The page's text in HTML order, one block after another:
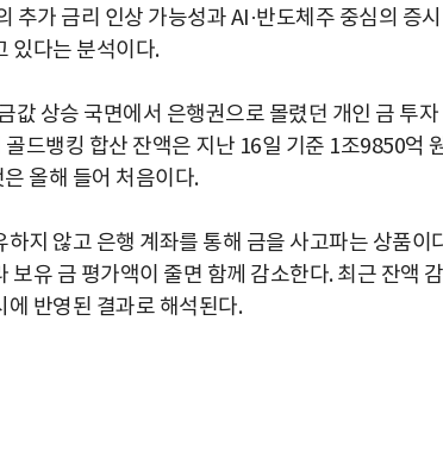
추가 금리 인상 가능성과 AI·반도체주 중심의 증
있다는 분석이다.
값 상승 국면에서 은행권으로 몰렸던 개인 금 투
골드뱅킹 합산 잔액은 지난 16일 기준 1조9850억
올해 들어 처음이다.
지 않고 은행 계좌를 통해 금을 사고파는 상품이
보유 금 평가액이 줄면 함께 감소한다. 최근 잔액
반영된 결과로 해석된다.